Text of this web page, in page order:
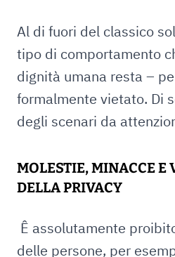
Al di fuori del classico
tipo di comportamento
dignità umana resta –
formalmente vietato. Di
degli scenari da
MOLESTIE, MINACCE E
DELLA PRIVACY
Ê assolutamente
delle persone, per